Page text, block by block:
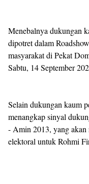
Menebalnya dukungan
dipotret dalam
masyarakat di Pekat
Sabtu, 14 September
Selain dukungan kaum
menangkap sinyal
- Amin 2013, yang akan
elektoral untuk Rohmi